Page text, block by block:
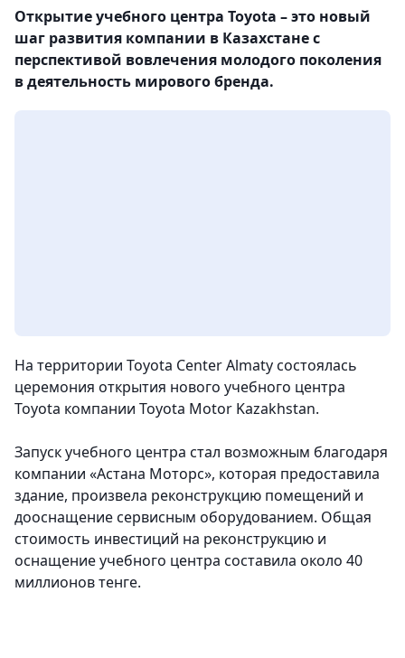
Открытие учебного центра Toyota – это новый
шаг развития компании в Казахстане с
перспективой вовлечения молодого поколения
в деятельность мирового бренда.
На территории Toyota Center Almaty состоялась
церемония открытия нового учебного центра
Toyota компании Toyota Motor Kazakhstan.
Запуск учебного центра стал возможным благодаря
компании «Астана Моторс», которая предоставила
здание, произвела реконструкцию помещений и
дооснащение сервисным оборудованием. Общая
стоимость инвестиций на реконструкцию и
оснащение учебного центра составила около 40
миллионов тенге.